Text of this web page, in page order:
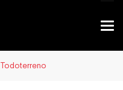
Todoterreno